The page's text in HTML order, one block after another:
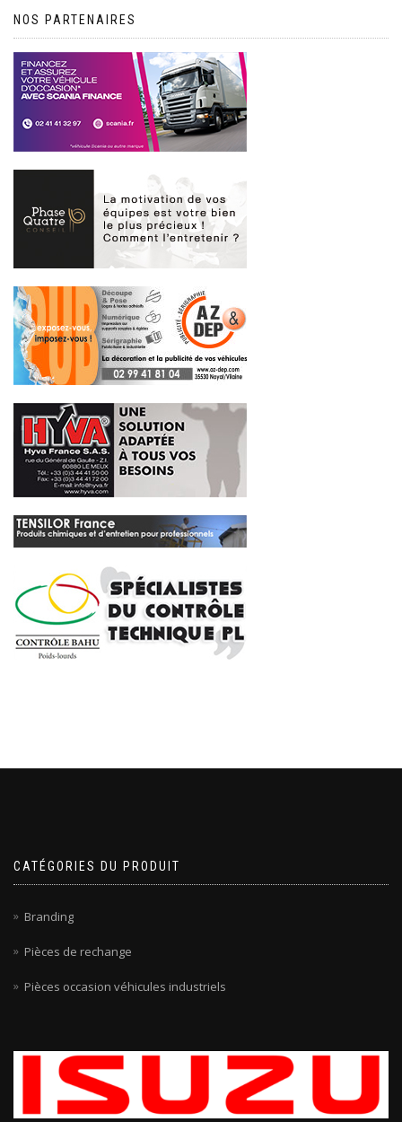
NOS PARTENAIRES
CATÉGORIES DU PRODUIT
Branding
Pièces de rechange
Pièces occasion véhicules industriels